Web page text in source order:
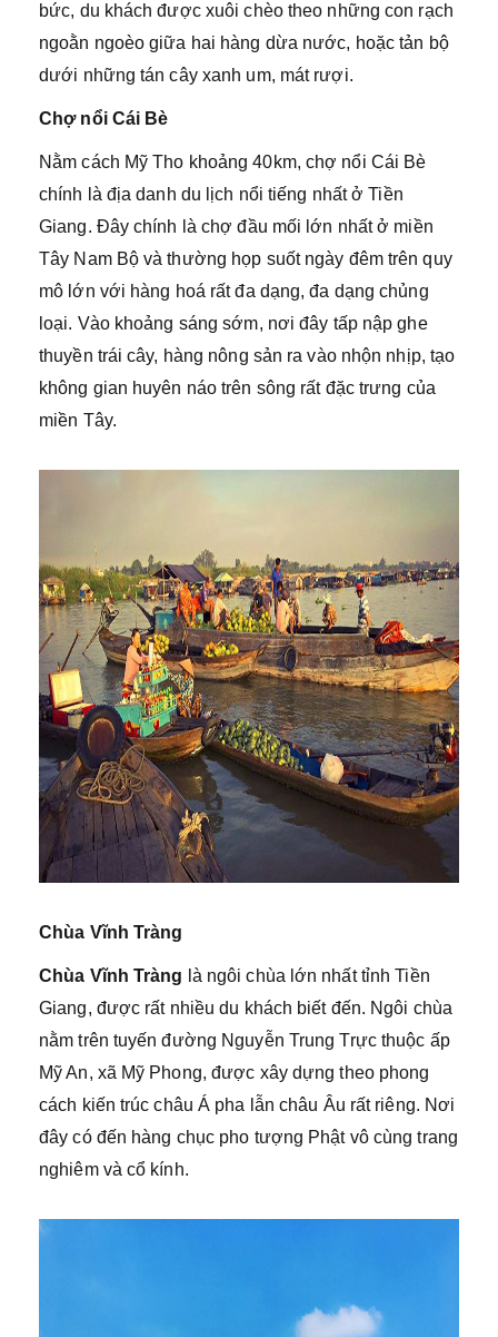
bức, du khách được xuôi chèo theo những con rạch
ngoằn ngoèo giữa hai hàng dừa nước, hoặc tản bộ
dưới những tán cây xanh um, mát rượi.
Chợ nổi Cái Bè
Nằm cách Mỹ Tho khoảng 40km, chợ nổi Cái Bè
chính là địa danh du lịch nổi tiếng nhất ở Tiền
Giang. Đây chính là chợ đầu mối lớn nhất ở miền
Tây Nam Bộ và thường họp suốt ngày đêm trên quy
mô lớn với hàng hoá rất đa dạng, đa dạng chủng
loại. Vào khoảng sáng sớm, nơi đây tấp nập ghe
thuyền trái cây, hàng nông sản ra vào nhộn nhịp, tạo
không gian huyên náo trên sông rất đặc trưng của
miền Tây.
Chùa Vĩnh Tràng
Chùa Vĩnh Tràng là ngôi chùa lớn nhất tỉnh Tiền
Giang, được rất nhiều du khách biết đến. Ngôi chùa
nằm trên tuyến đường Nguyễn Trung Trực thuộc ấp
Mỹ An, xã Mỹ Phong, được xây dựng theo phong
cách kiến trúc châu Á pha lẫn châu Âu rất riêng. Nơi
đây có đến hàng chục pho tượng Phật vô cùng trang
nghiêm và cổ kính.